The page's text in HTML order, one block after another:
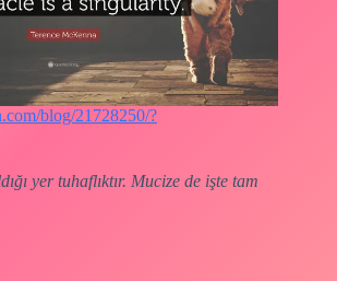
blog/21728250/?
yer tuhaflıktır. Mucize de işte tam